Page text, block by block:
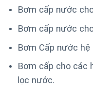
Bơm cấp nước
Bơm cấp nước
Bơm Cấp nước
Bơm cấp cho các
lọc nước.